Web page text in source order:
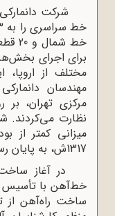
شرکت
خط
مختلف از اروپا،
مهندسان
مرکزی تهران،
نظارت می‌کردند.
1317ش، به پایان رساند.
در آغاز
خط‌آهن با تأسیس
ساخت راه‌آهن از